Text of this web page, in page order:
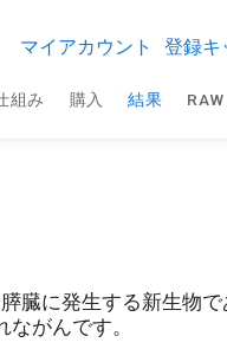
マイアカウント 登録キ
組み 購入 結果
臓に発生する新生物
がんです。